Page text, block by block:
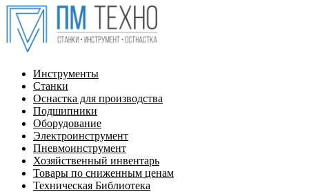
Инструменты
Станки
Оснастка для производства
Подшипники
Оборудование
Электроинструмент
Пневмоинструмент
Хозяйственный инвентарь
Товары по сниженным ценам
Техническая Библиотека